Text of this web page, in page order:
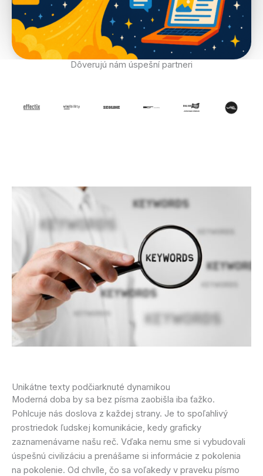
Dôverujú nám úspešní partneri
Unikátne texty podčiarknuté dynamikou
Moderná doba by sa bez písma zaobišla iba ťažko.
Pohlcuje nás doslova z každej strany. Je to spoľahlivý
prostriedok ľudskej komunikácie, kedy graficky
zaznamenávame našu reč. Vďaka nemu sme si vybudovali
úspešnú civilizáciu a prenášame si informácie z pokolenia
na pokolenie. Od chvíle, čo sa voľakedy v praveku písmo